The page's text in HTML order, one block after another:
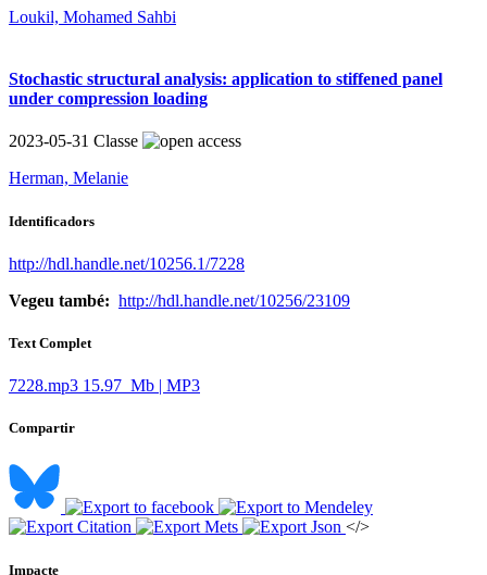
Loukil, Mohamed Sahbi
Stochastic structural analysis: application to stiffened panel
under compression loading
2023-05-31 Classe
Herman, Melanie
Identificadors
http://hdl.handle.net/10256.1/7228
Vegeu també: http://hdl.handle.net/10256/23109
Text Complet
7228.mp3 15.97 Mb | MP3
Compartir
</>
Impacte